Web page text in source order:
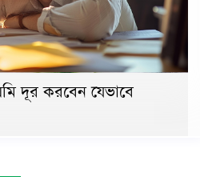
দূর করবেন যেভাবে